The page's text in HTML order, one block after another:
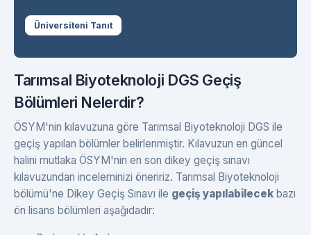
Üniversiteni Tanıt
Tarımsal Biyoteknoloji DGS Geçiş
Bölümleri Nelerdir?
ÖSYM'nin kılavuzuna göre Tarımsal Biyoteknoloji DGS ile
geçiş yapılan bölümler belirlenmiştir. Kılavuzun en güncel
halini mutlaka ÖSYM'nin en son dikey geçiş sınavı
kılavuzundan inceleminizi öneririz. Tarımsal Biyoteknoloji
bölümü'ne Dikey Geçiş Sınavı ile geçiş yapılabilecek bazı
ön lisans bölümleri aşağıdadır: